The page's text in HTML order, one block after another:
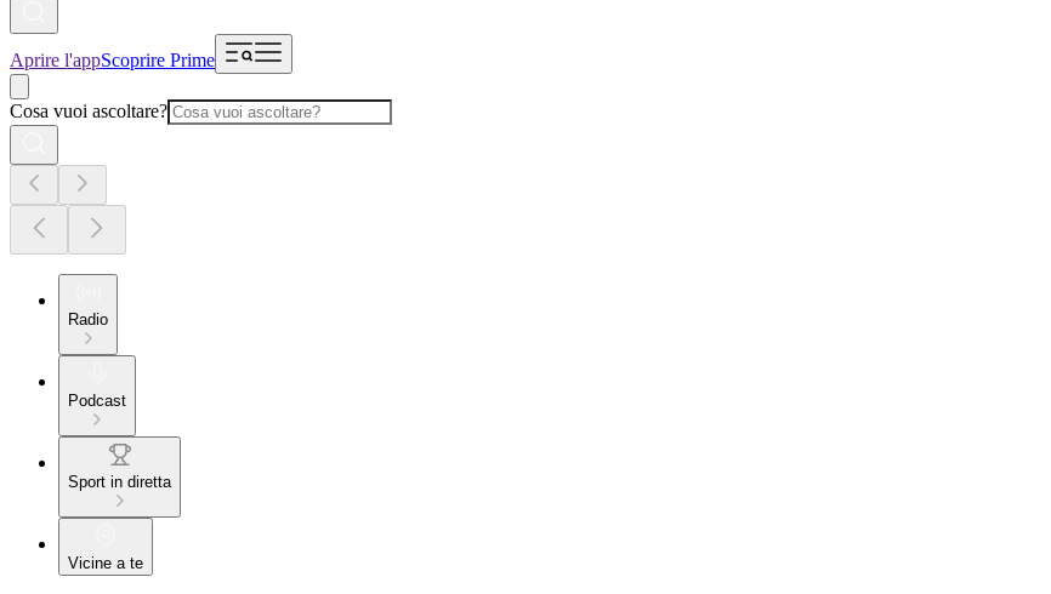
Aprire l'appScoprire Prime
Cosa vuoi ascoltare?
Radio
Podcast
Sport in diretta
Vicine a te